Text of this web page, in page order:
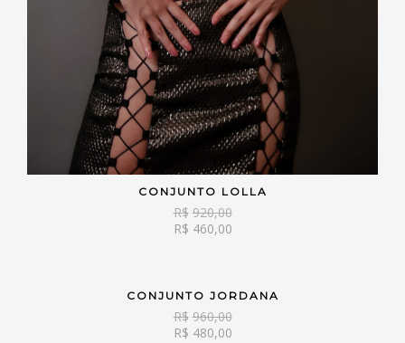
VER OPÇÕES
R$ 920,00
R$ 460,00
CONJUNTO LOLLA
VER OPÇÕES
R$ 960,00
R$ 480,00
CONJUNTO JORDANA